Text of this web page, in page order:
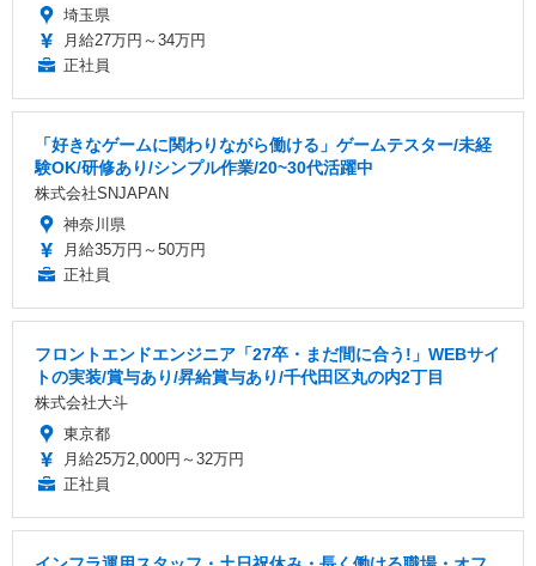
埼玉県
月給27万円～34万円
正社員
「好きなゲームに関わりながら働ける」ゲームテスター/未経
験OK/研修あり/シンプル作業/20~30代活躍中
株式会社SNJAPAN
神奈川県
月給35万円～50万円
正社員
フロントエンドエンジニア「27卒・まだ間に合う!」WEBサイ
トの実装/賞与あり/昇給賞与あり/千代田区丸の内2丁目
株式会社大斗
東京都
月給25万2,000円～32万円
正社員